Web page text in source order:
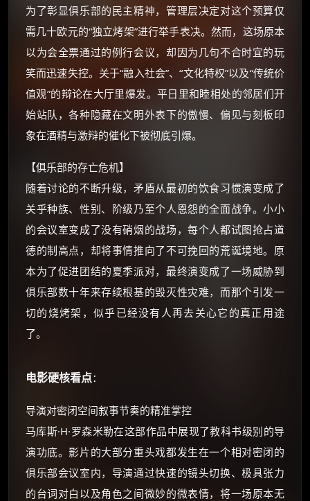
为了彰显俱乐部的民主精神，管理层决定对这个预算仅
需几十欧元的“独立烤架”进行举手表决。然而，这场原本
以为会全票通过的例行会议，却因为几句不合时宜的玩
笑而迅速失控。关于“融入社会”、“文化特权”以及“传统价
值观”的辩论在大厅里爆发。平日里和睦相处的邻居们开
始站队，各种隐藏在文明外表下的傲慢、偏见与刻板印
象在酒精与激辩的催化下被彻底引爆。
【俱乐部的存亡危机】
随着讨论的不断升级，矛盾从最初的饮食习惯演变成了
关乎种族、性别、阶级乃至个人恩怨的全面战争。小小
的会议室变成了没有硝烟的战场，每个人都试图抢占道
德的制高点，却将事情推向了不可挽回的荒诞境地。原
本为了促进团结的夏季派对，最终演变成了一场威胁到
俱乐部数十年来存续根基的毁灭性灾难，而那个引发一
切的烧烤架，似乎已经没有人再去关心它的真正用途
了。
电影硬核看点：
导演对密闭空间叙事节奏的精准掌控
马库斯·H·罗森米勒在这部作品中展现了教科书级别的导
演功底。影片的大部分重头戏都发生在一个相对密闭的
俱乐部会议室内，导演通过快速的镜头切换、极具张力
的台词对白以及角色之间微妙的微表情，将一场原本无
朋友们辛苦了 💦
如夸克12个月送14天 最低75元！
价格有浮动，请直接搜索查最低价！
还有支付宝现金红包、外卖红包、
优惠券、活动红包，每日可领。
⚡ 前往【大淘客】领红包
☕ 海外大侠？通过 Ko-fi 赐茶